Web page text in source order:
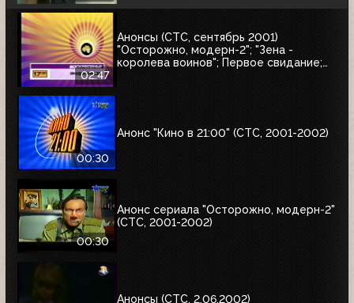
02:47
Анонсы (СТС, сентябрь 2001)
"Осторожно, модерн-2"; "Зена -
королева воинов"; Первое свидание;
00:30
Анонс "Кино в 21:00" (СТС, 2001-2002)
00:30
Анонс сериала "Осторожно, модерн-2"
(СТС, 2001-2002)
Анонсы (СТС, 2.06.2002)